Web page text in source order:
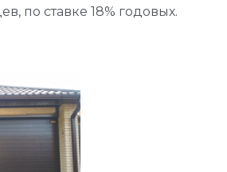
по ставке 18% годовых.